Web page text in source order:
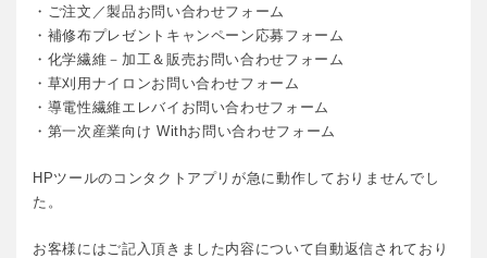
・ご注文／製品お問い合わせフォーム
・補修布プレゼントキャンペーン応募フォーム
・化学繊維－加工＆販売お問い合わせフォーム
・草刈用ナイロンお問い合わせフォーム
・導電性繊維エレバイお問い合わせフォーム
・第一次産業向け Withお問い合わせフォーム
HPツールのコンタクトアプリが急に動作しておりませんでし
た。
お客様にはご記入頂きました内容について自動返信されており